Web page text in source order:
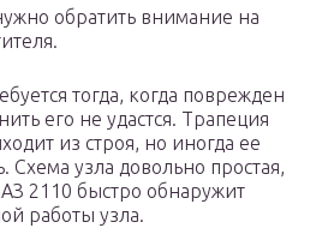
обратить внимание на
тогда, когда поврежден
его не удастся. Трапеция
из строя, но иногда ее
Схема узла довольно простая,
2110 быстро обнаружит
работы узла.